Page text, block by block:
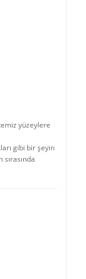
yüzeylere
gibi bir şeyin